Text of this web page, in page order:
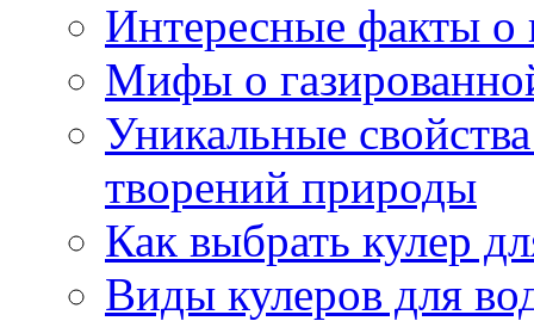
Интересные факты о
Мифы о
Уникальные
творений природы
Как выбрать кулер
Виды кулеров для